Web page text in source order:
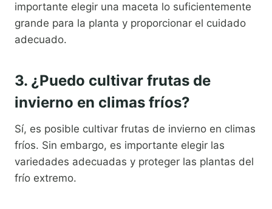
importante elegir una maceta lo suficientemente
grande para la planta y proporcionar el cuidado
adecuado.
3. ¿Puedo cultivar frutas de
invierno en climas fríos?
Sí, es posible cultivar frutas de invierno en climas
fríos. Sin embargo, es importante elegir las
variedades adecuadas y proteger las plantas del
frío extremo.